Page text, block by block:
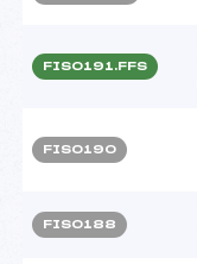
FIS0191.FFS
FIS0190
FIS0188